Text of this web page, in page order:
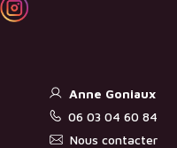
Anne Goniaux
06 03 04 60 84
Nous contacter